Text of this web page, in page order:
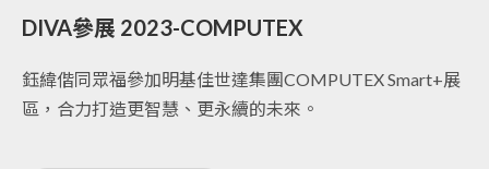
DIVA參展 2023-COMPUTEX
鈺緯偕同眾福參加明基佳世達集團COMPUTEX Smart+展
區，合力打造更智慧、更永續的未來。